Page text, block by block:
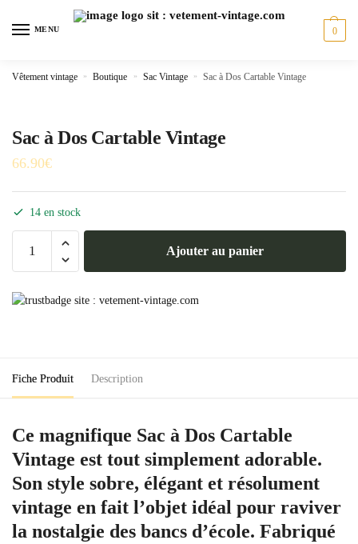
MENU 0
Vêtement vintage » Boutique » Sac Vintage » Sac à Dos Cartable Vintage
Sac à Dos Cartable Vintage
66.90€
14 en stock
à
Ajouter au panier
Fiche Produit Description
Ce magnifique Sac à Dos Cartable
Vintage est tout simplement adorable.
Son style sobre, élégant et résolument
vintage en fait l’objet idéal pour raviver
la nostalgie des bancs d’école. Fabriqué